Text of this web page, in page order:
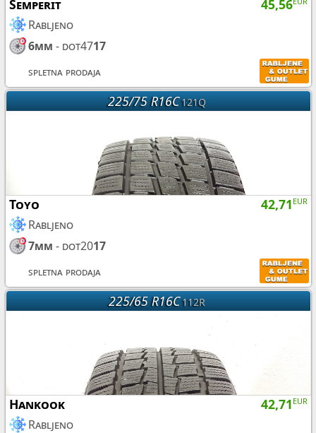
45,56
Semperit
Rabljeno
6mm - dot4717
spletna prodaja
225/75 R16C121Q
42,71 EUR
Toyo
Rabljeno
7mm - dot2017
spletna prodaja
225/65 R16C112R
42,71 EUR
Hankook
Rabljeno